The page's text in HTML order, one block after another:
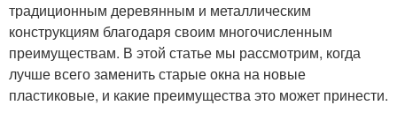
традиционным деревянным и металлическим
конструкциям благодаря своим многочисленным
преимуществам. В этой статье мы рассмотрим, когда
лучше всего заменить старые окна на новые
пластиковые, и какие преимущества это может принести.